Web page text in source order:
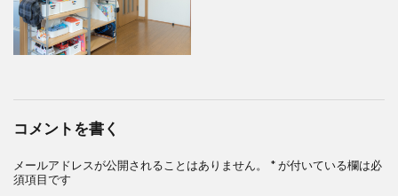
コメントを書く
メールアドレスが公開されることはありません。 *が付いている欄は必
須項目です